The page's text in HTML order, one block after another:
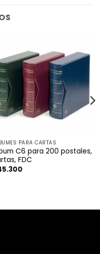
PARA CARTAS
C6 para 200 postales,
FDC